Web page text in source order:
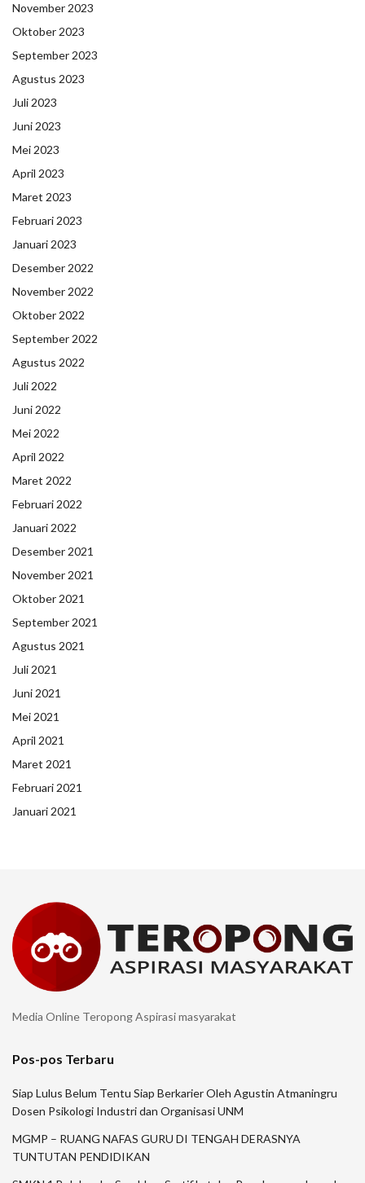
November 2023
Oktober 2023
September 2023
Agustus 2023
Juli 2023
Juni 2023
Mei 2023
April 2023
Maret 2023
Februari 2023
Januari 2023
Desember 2022
November 2022
Oktober 2022
September 2022
Agustus 2022
Juli 2022
Juni 2022
Mei 2022
April 2022
Maret 2022
Februari 2022
Januari 2022
Desember 2021
November 2021
Oktober 2021
September 2021
Agustus 2021
Juli 2021
Juni 2021
Mei 2021
April 2021
Maret 2021
Februari 2021
Januari 2021
Media Online Teropong Aspirasi masyarakat
Pos-pos Terbaru
Siap Lulus Belum Tentu Siap Berkarier Oleh Agustin Atmaningru
Dosen Psikologi Industri dan Organisasi UNM
MGMP – RUANG NAFAS GURU DI TENGAH DERASNYA
TUNTUTAN PENDIDIKAN